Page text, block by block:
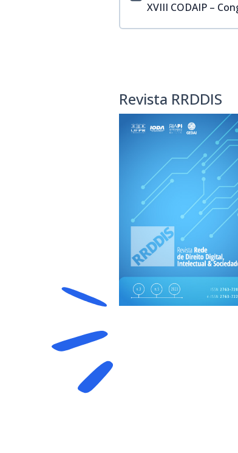
XVIII CODAIP –
Revista RRDDIS